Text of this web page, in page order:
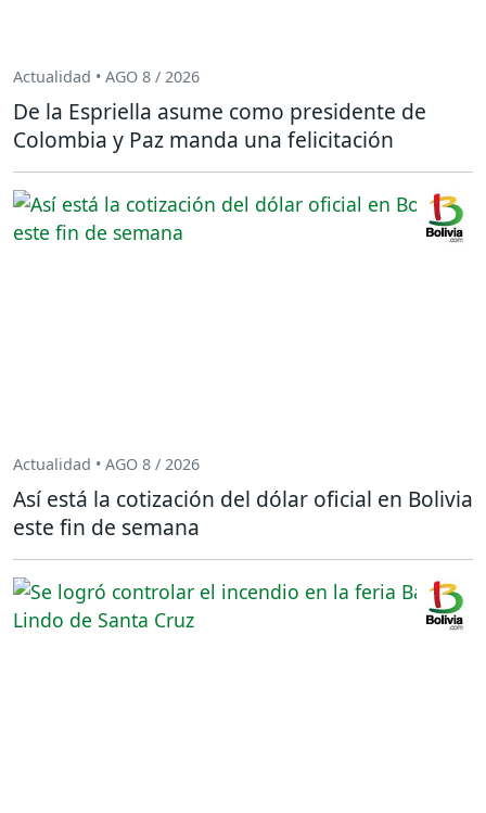
Actualidad • AGO 8 / 2026
De la Espriella asume como presidente de
Colombia y Paz manda una felicitación
Actualidad • AGO 8 / 2026
Así está la cotización del dólar oficial en Bolivia
este fin de semana